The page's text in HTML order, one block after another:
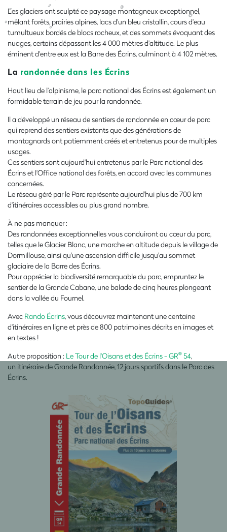
Les glaciers ont sculpté ce paysage montagneux exceptionnel,
mêlant forêts, prairies alpines, lacs d'un bleu cristallin, cours d'eau
tumultueux bordés de blocs rocheux, et des sommets évoquant des
nuages, certains dépassant les 4 000 mètres d'altitude. Le plus
éminent d'entre eux est la Barre des Écrins, culminant à 4 102 mètres.
La randonnée dans les Écrins
Haut lieu de l’alpinisme, le parc national des Écrins est également un
formidable terrain de jeu pour la randonnée.
Il a développé un réseau de sentiers de randonnée en cœur de parc
qui reprend des sentiers existants que des générations de
montagnards ont patiemment créés et entretenus pour de multiples
usages.
Ces sentiers sont aujourd'hui entretenus par le Parc national des
Écrins et l'Office national des forêts, en accord avec les communes
concernées.
Le réseau géré par le Parc représente aujourd'hui plus de 700 km
d'itinéraires accessibles au plus grand nombre.
À ne pas manquer :
Des randonnées exceptionnelles vous conduiront au cœur du parc,
telles que le Glacier Blanc, une marche en altitude depuis le village de
Dormillouse, ainsi qu'une ascension difficile jusqu'au sommet
glaciaire de la Barre des Écrins.
Pour apprécier la biodiversité remarquable du parc, empruntez le
sentier de la Grande Cabane, une balade de cinq heures plongeant
dans la vallée du Fournel.
Avec Rando Écrins, vous découvrez maintenant une centaine
d'itinéraires en ligne et près de 800 patrimoines décrits en images et
en textes !
Autre proposition : Le Tour de l'Oisans et des Écrins - GR® 54,
un itinéraire de Grande Randonnée, 12 jours sportifs dans le Parc des
Écrins.